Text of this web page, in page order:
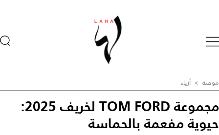
موضة > أزياء
مجموعة TOM FORD لخريف 2025:
حيوية مفعمة بالحماسة